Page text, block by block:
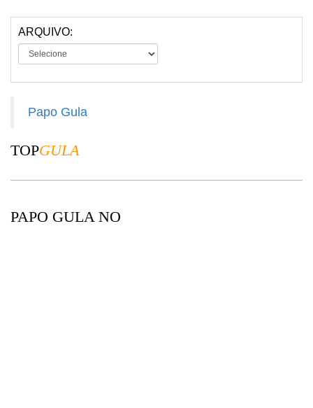
ARQUIVO:
Papo Gula
TOPGULA
PAPO GULA NO